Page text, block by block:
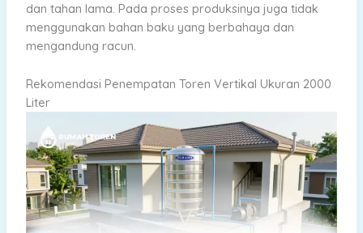
dan tahan lama. Pada proses produksinya juga tidak
menggunakan bahan baku yang berbahaya dan
mengandung racun.
Rekomendasi Penempatan Toren Vertikal Ukuran 2000
Liter